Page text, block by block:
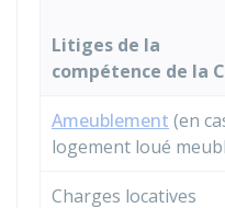
Litiges de la
compétence de la
Ameublement (en
logement loué
Charges locatives